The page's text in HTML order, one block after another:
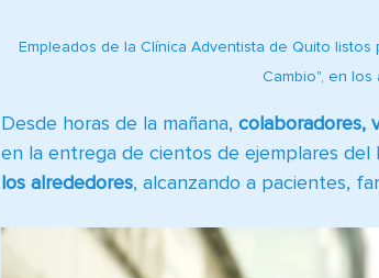
Empleados de la Clínica Adventista de Quito
Cambio", en los
Desde horas de la mañana, colaboradores,
en la entrega de cientos de ejemplares del
los alrededores, alcanzando a pacientes,